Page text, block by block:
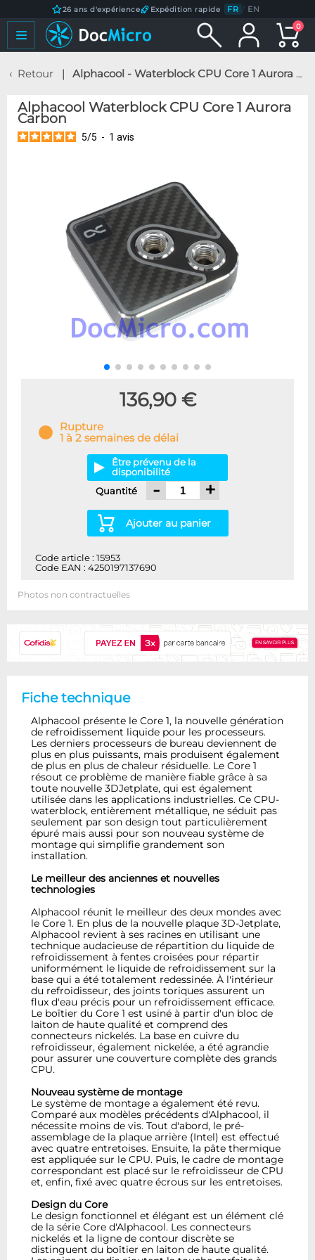
26 ans d'expérience Expédition rapide FR / EN
0
Retour Alphacool - Waterblock CPU Core 1 Aurora Carbon
Alphacool Waterblock CPU Core 1 Aurora
Carbon
5/5 - 1 avis
136,90 €
Rupture
1 à 2 semaines de délai
Être prévenu de la
disponibilité
Quantité
- +
Ajouter au panier
Code article : 15953
Code EAN : 4250197137690
Photos non contractuelles
Fiche technique
Alphacool présente le Core 1, la nouvelle génération
de refroidissement liquide pour les processeurs.
Les derniers processeurs de bureau deviennent de
plus en plus puissants, mais produisent également
de plus en plus de chaleur résiduelle. Le Core 1
résout ce problème de manière fiable grâce à sa
toute nouvelle 3DJetplate, qui est également
utilisée dans les applications industrielles. Ce CPU-
waterblock, entièrement métallique, ne séduit pas
seulement par son design tout particulièrement
épuré mais aussi pour son nouveau système de
montage qui simplifie grandement son
installation.
Le meilleur des anciennes et nouvelles
technologies
Alphacool réunit le meilleur des deux mondes avec
le Core 1. En plus de la nouvelle plaque 3D-Jetplate,
Alphacool revient à ses racines en utilisant une
technique audacieuse de répartition du liquide de
refroidissement à fentes croisées pour répartir
uniformément le liquide de refroidissement sur la
base qui a été totalement redessinée. À l'intérieur
du refroidisseur, des joints toriques assurent un
flux d'eau précis pour un refroidissement efficace.
Le boîtier du Core 1 est usiné à partir d'un bloc de
laiton de haute qualité et comprend des
connecteurs nickelés. La base en cuivre du
refroidisseur, également nickelée, a été agrandie
pour assurer une couverture complète des grands
CPU.
Nouveau système de montage
Le système de montage a également été revu.
Comparé aux modèles précédents d'Alphacool, il
nécessite moins de vis. Tout d'abord, le pré-
assemblage de la plaque arrière (Intel) est effectué
avec quatre entretoises. Ensuite, la pâte thermique
est appliquée sur le CPU. Puis, le cadre de montage
correspondant est placé sur le refroidisseur de CPU
et, enfin, fixé avec quatre écrous sur les entretoises.
Design du Core
Le design fonctionnel et élégant est un élément clé
de la série Core d'Alphacool. Les connecteurs
nickelés et la ligne de contour discrète se
distinguent du boîtier en laiton de haute qualité.